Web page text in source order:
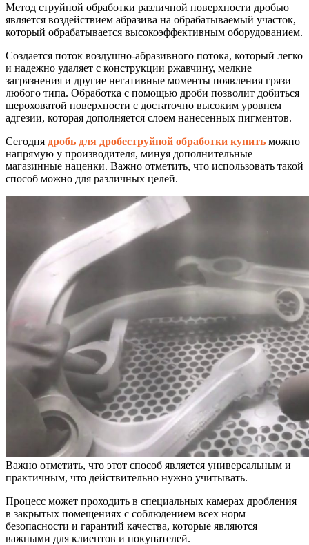
Метод струйной обработки различной поверхности дробью
является воздействием абразива на обрабатываемый участок,
который обрабатывается высокоэффективным оборудованием.
Создается поток воздушно-абразивного потока, который легко
и надежно удаляет с конструкции ржавчину, мелкие
загрязнения и другие негативные моменты появления грязи
любого типа. Обработка с помощью дроби позволит добиться
шероховатой поверхности с достаточно высоким уровнем
адгезии, которая дополняется слоем нанесенных пигментов.
Сегодня дробь для дробеструйной обработки купить можно
напрямую у производителя, минуя дополнительные
магазинные наценки. Важно отметить, что использовать такой
способ можно для различных целей.
Важно отметить, что этот способ является универсальным и
практичным, что действительно нужно учитывать.
Процесс может проходить в специальных камерах дробления
в закрытых помещениях с соблюдением всех норм
безопасности и гарантий качества, которые являются
важными для клиентов и покупателей.